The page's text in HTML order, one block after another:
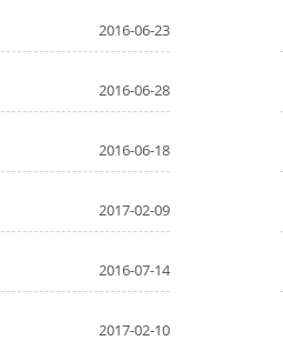
2016-06-23
2016-06-28
2016-06-18
2017-02-09
2016-07-14
2017-02-10